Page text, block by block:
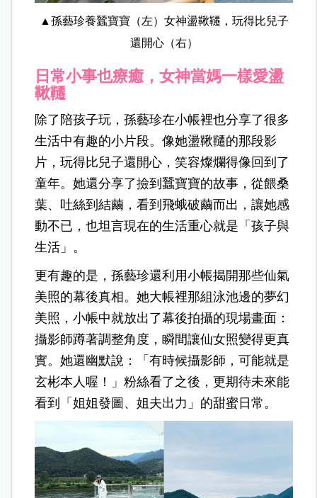
▲孫藝珍養蠶寶寶（左）女神盪鞦韆，玩得比兒子
還開心（右）
日常小事也療癒，女神當媽一樣愛盪
鞦韆
除了陪孩子玩，孫藝珍在小帳裡也分享了很多
生活中有趣的小片段。像她盪鞦韆的那段影
片，玩得比兒子還開心，笑容燦爛得像回到了
童年。她還分享了撿到蠶寶寶的故事，從餵桑
葉、吐絲到結繭，看到飛蛾破繭而出，讓她感
動不已，也坦言現在的生活重心就是「孩子與
生活」。
更有趣的是，孫藝珍還利用小帳揭開那些仙氣
美照的幕後真相。她大帳裡那組泳池邊的夢幻
美照，小帳中就放出了幕後拍攝的現場畫面：
攝影師蹲著調整角度，瞬間讓仙女照變得更真
實。她還幽默說：「有時候攝影師，可能就是
玄彬本人喔！」粉絲看了之後，更期待未來能
看到「姐姐發圖、姐夫出力」的甜蜜日常。